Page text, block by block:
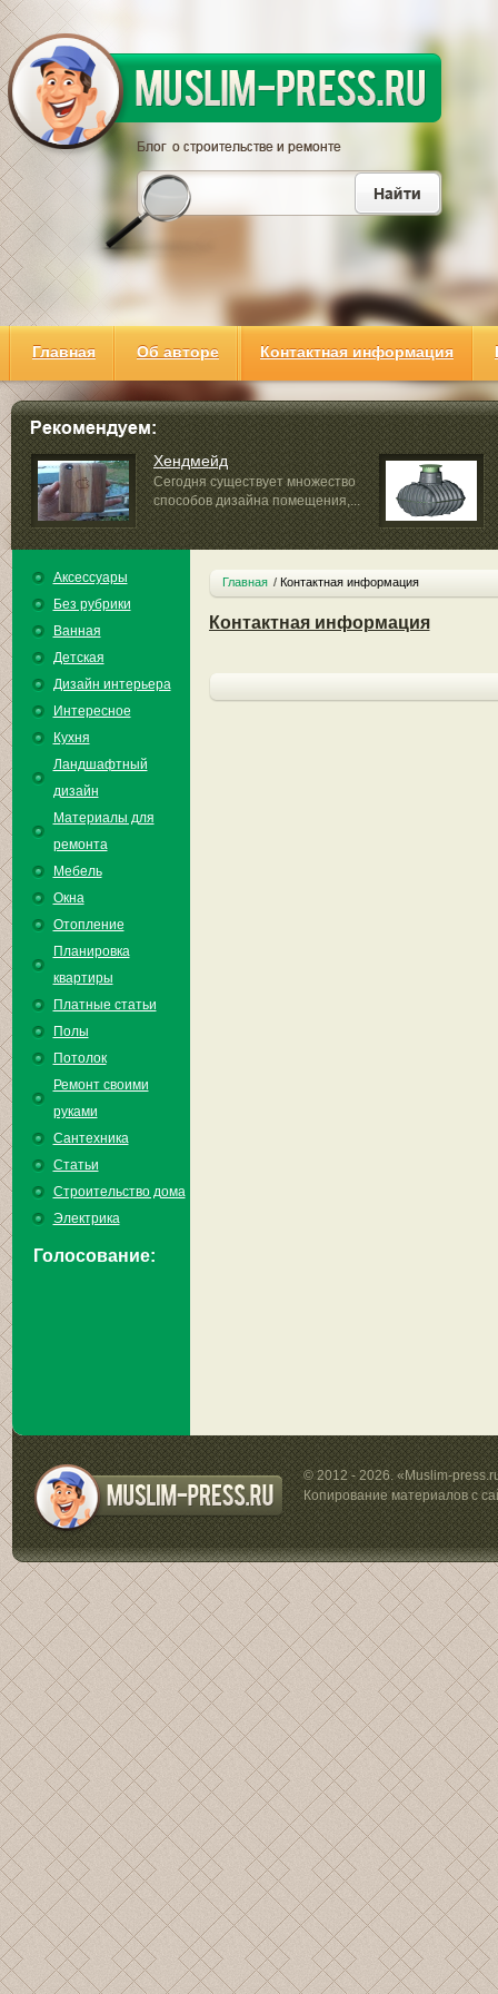
Главная Об авторе Контактная информация
Хендмейд
Сегодня существует множество
способов дизайна помещения,...
сооружением...
Аксессуары
Без рубрики
Ванная
Детская
Дизайн интерьера
Интересное
Кухня
Ландшафтный
дизайн
Материалы для
ремонта
Мебель
Окна
Отопление
Планировка
квартиры
Платные статьи
Полы
Потолок
Ремонт своими
руками
Сантехника
Статьи
Строительство дома
Электрика
Голосование:
Главная Контактная информация
Контактная информация
© 2012 - 2026. «Muslim-
Копирование материалов с